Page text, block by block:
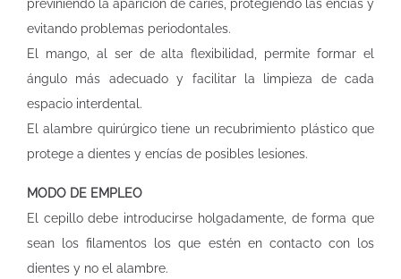
previniendo la aparición de caries, protegiendo las encías y
evitando problemas periodontales.
El mango, al ser de alta flexibilidad, permite formar el
ángulo más adecuado y facilitar la limpieza de cada
espacio interdental.
El alambre quirúrgico tiene un recubrimiento plástico que
protege a dientes y encías de posibles lesiones.
MODO DE EMPLEO
El cepillo debe introducirse holgadamente, de forma que
sean los filamentos los que estén en contacto con los
dientes y no el alambre.